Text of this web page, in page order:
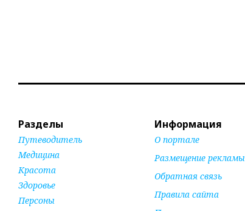
Разделы
Путеводитель
Медицина
Красота
Здоровье
Персоны
Информация
О портале
Размещение рекламы
Обратная связь
Правила сайта